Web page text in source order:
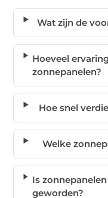
Wat zijn de
Hoeveel
zonnepanelen?
Hoe snel
Welke
Is
geworden?